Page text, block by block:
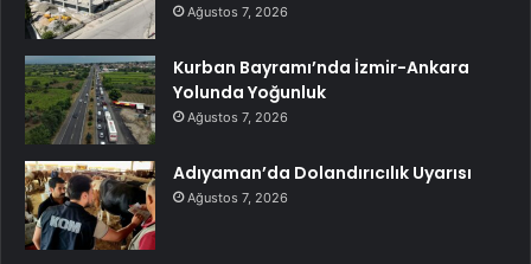
Ağustos 7, 2026
Kurban Bayramı’nda İzmir-Ankara
Yolunda Yoğunluk
Ağustos 7, 2026
Adıyaman’da Dolandırıcılık Uyarısı
Ağustos 7, 2026